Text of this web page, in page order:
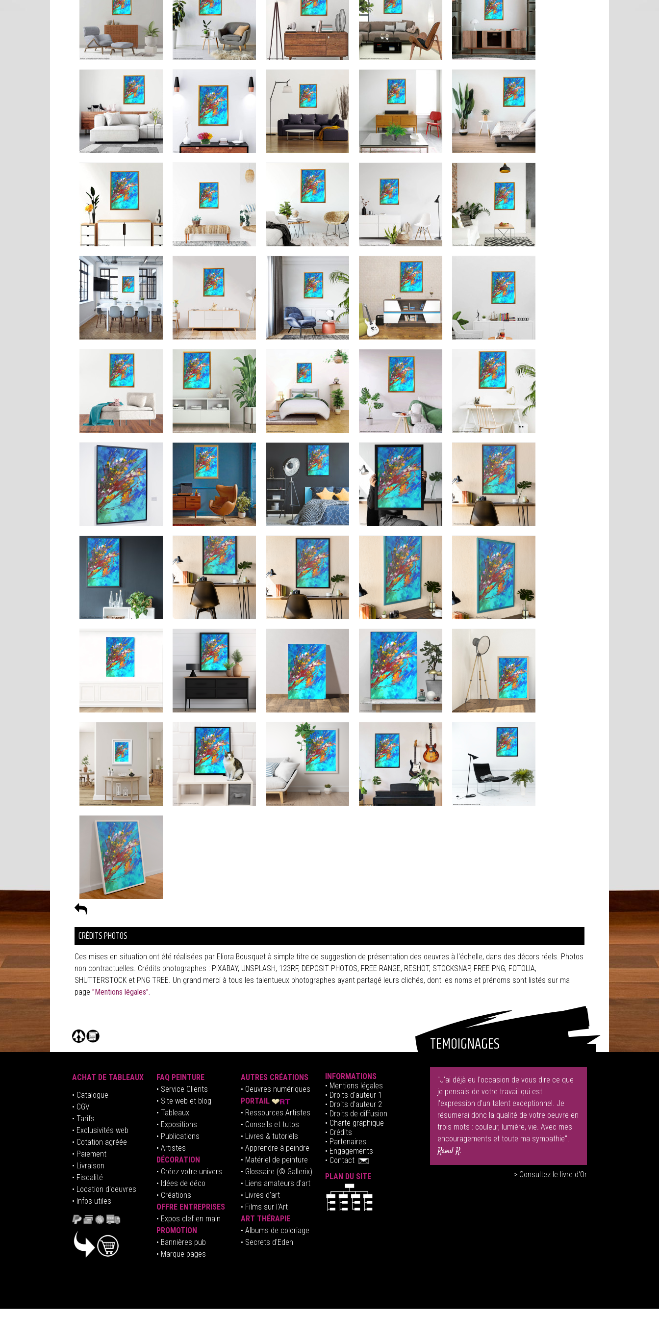
CRÉDITS PHOTOS
Ces mises en situation ont été réalisées par Eliora Bousquet à simple titre de suggestion de présentation des oeuvres à l'échelle, dans des décors réels. Photos
non contractuelles. Crédits photographes : PIXABAY, UNSPLASH, 123RF, DEPOSIT PHOTOS, FREE RANGE, RESHOT, STOCKSNAP, FREE PNG, FOTOLIA,
SHUTTERSTOCK et PNG TREE. Un grand merci à tous les talentueux photographes ayant partagé leurs clichés, dont les noms et prénoms sont listés sur ma
page "Mentions légales".
TEMOIGNAGES
ACHAT DE TABLEAUX
• Catalogue
• CGV
• Tarifs
• Exclusivités web
• Cotation agréée
• Paiement
• Livraison
• Fiscalité
• Location d'oeuvres
• Infos utiles
FAQ PEINTURE
• Service Clients
• Site web et blog
• Tableaux
• Expositions
• Publications
• Artistes
DÉCORATION
• Créez votre univers
• Idées de déco
• Créations
OFFRE ENTREPRISES
• Expos clef en main
PROMOTION
• Bannières pub
• Marque-pages
AUTRES CRÉATIONS
• Oeuvres numériques
PORTAIL
• Ressources Artistes
• Conseils et tutos
• Livres & tutoriels
• Apprendre à peindre
• Matériel de peinture
• Glossaire (© Gallerix)
• Liens amateurs d'art
• Livres d'art
• Films sur l'Art
ART THÉRAPIE
• Albums de coloriage
• Secrets d'Eden
INFORMATIONS
• Mentions légales
• Droits d'auteur 1
• Droits d'auteur 2
• Droits de diffusion
• Charte graphique
• Crédits
• Partenaires
• Engagements
• Contact
PLAN DU SITE
"J'ai déjà eu l'occasion de vous dire ce que
je pensais de votre travail qui est
l'expression d'un talent exceptionnel. Je
résumerai donc la qualité de votre oeuvre en
trois mots : couleur, lumière, vie. Avec mes
encouragements et toute ma sympathie".
Raoul R.
> Consultez le livre d'Or